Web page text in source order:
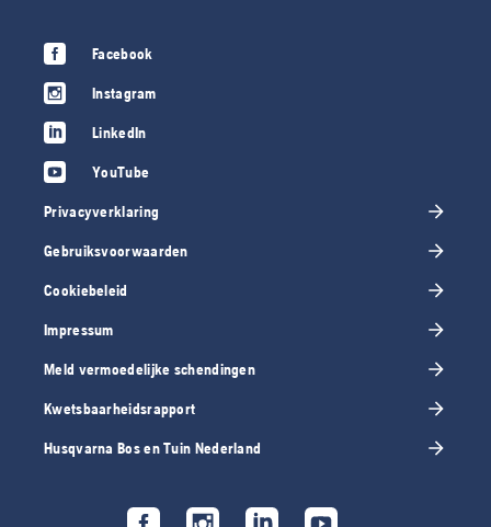
Facebook
Instagram
LinkedIn
YouTube
Privacyverklaring
Gebruiksvoorwaarden
Cookiebeleid
Impressum
Meld vermoedelijke schendingen
Kwetsbaarheidsrapport
Husqvarna Bos en Tuin Nederland